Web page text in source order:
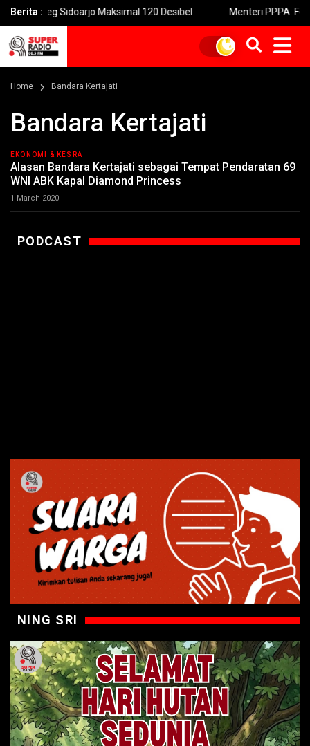
Berita :
Sidoarjo Maksimal 120 Desibel Menteri PPPA: Festival
Home Bandara Kertajati
Bandara Kertajati
EKONOMI & KESRA
Alasan Bandara Kertajati sebagai Tempat Pendaratan 69
WNI ABK Kapal Diamond Princess
1 March 2020
PODCAST
NING SRI